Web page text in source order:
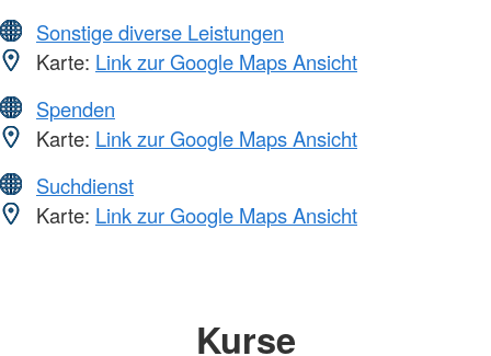
Sonstige diverse Leistungen
Karte: Link zur Google Maps Ansicht
Spenden
Karte: Link zur Google Maps Ansicht
Suchdienst
Karte: Link zur Google Maps Ansicht
Kurse